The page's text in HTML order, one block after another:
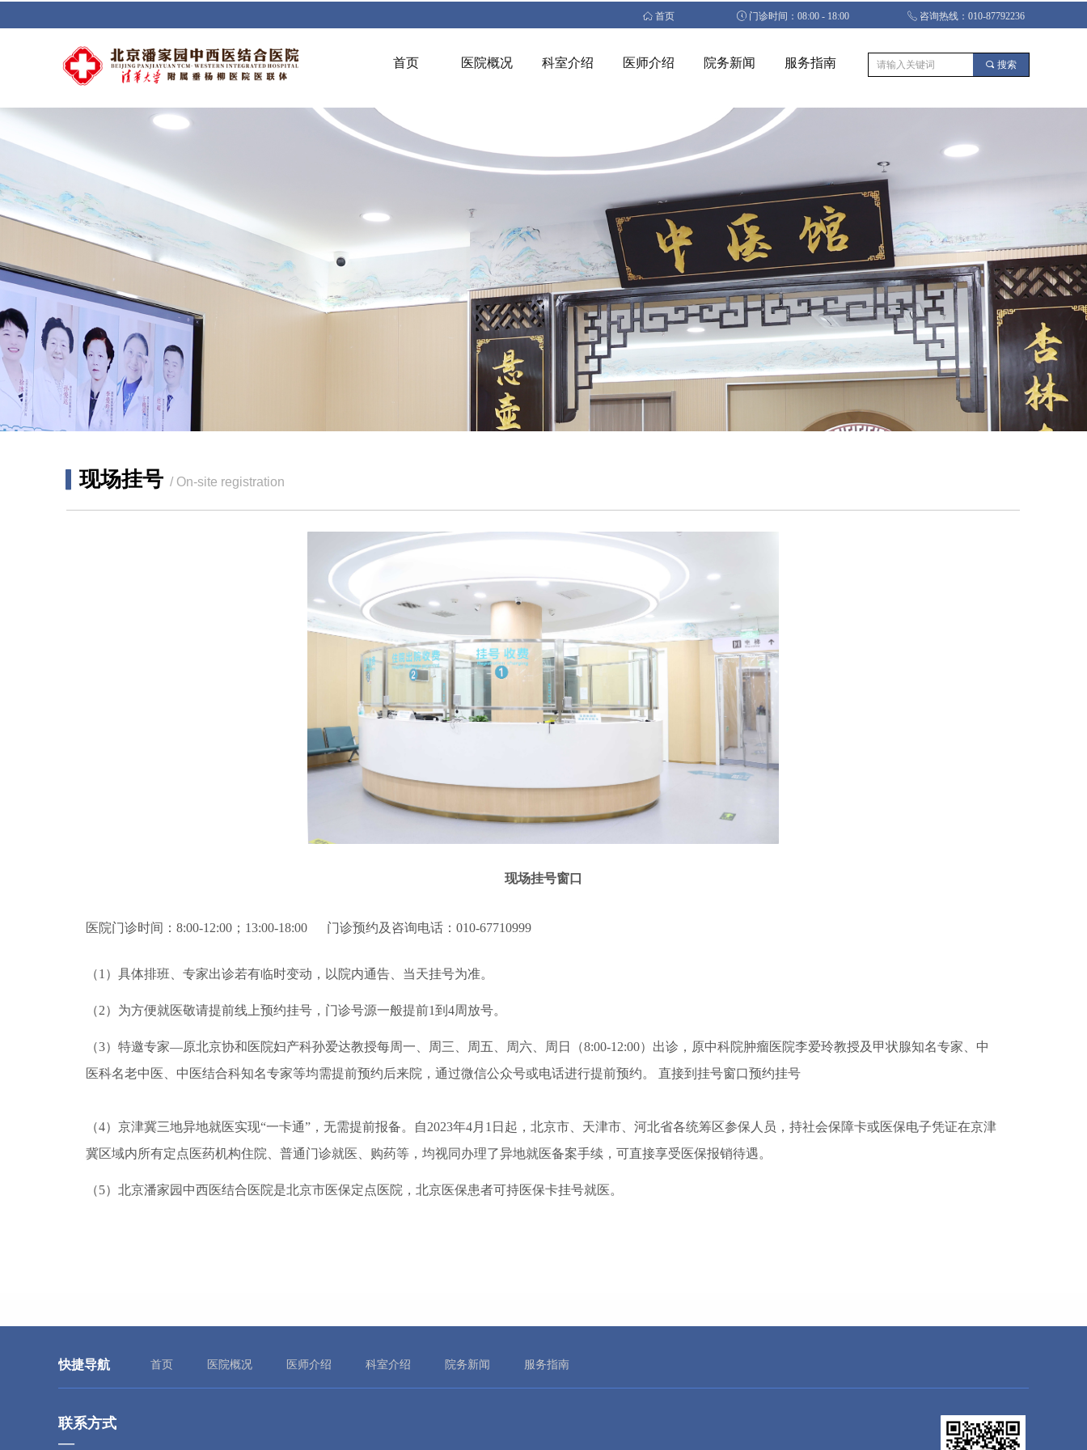
首页 医院概况 科室介绍 医师介绍 院务新闻 服务指南 끠 搜索
ꀇ 首页 ꂂ 门诊时间：08:00 - 18:00 ꂅ 咨询热线：010-87792236
▎现场挂号 / On-site registration
现场挂号窗口
医院门诊时间：8:00-12:00；13:00-18:00 门诊预约及咨询电话：010-67710999
（1）具体排班、专家出诊若有临时变动，以院内通告、当天挂号为准。
（2）为方便就医敬请提前线上预约挂号，门诊号源一般提前1到4周放号。
（3）特邀专家—原北京协和医院妇产科孙爱达教授每周一、周三、周五、周六、周日（8:00-12:00）出诊，原中科院肿瘤医院李爱玲教授及甲状腺知名专家、中
医科名老中医、中医结合科知名专家等均需提前预约后来院，通过微信公众号或电话进行提前预约。 直接到挂号窗口预约挂号
（4）京津冀三地异地就医实现“一卡通”，无需提前报备。自2023年4月1日起，北京市、天津市、河北省各统筹区参保人员，持社会保障卡或医保电子凭证在京津
冀区域内所有定点医药机构住院、普通门诊就医、购药等，均视同办理了异地就医备案手续，可直接享受医保报销待遇。
（5）北京潘家园中西医结合医院是北京市医保定点医院，北京医保患者可持医保卡挂号就医。
快捷导航 首页 医院概况 医师介绍 科室介绍 院务新闻 服务指南
联系方式
—